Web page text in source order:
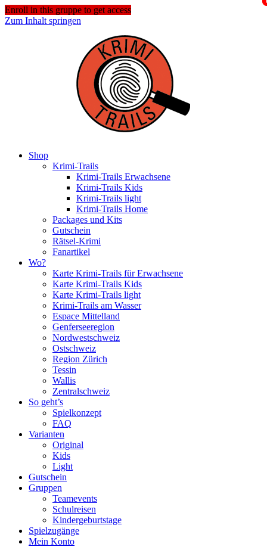
Enroll in this gruppe to get access
Zum Inhalt springen
Shop
Krimi-Trails
Krimi-Trails Erwachsene
Krimi-Trails Kids
Krimi-Trails light
Krimi-Trails Home
Packages und Kits
Gutschein
Rätsel-Krimi
Fanartikel
Wo?
Karte Krimi-Trails für Erwachsene
Karte Krimi-Trails Kids
Karte Krimi-Trails light
Krimi-Trails am Wasser
Espace Mittelland
Genferseeregion
Nordwestschweiz
Ostschweiz
Region Zürich
Tessin
Wallis
Zentralschweiz
So geht’s
Spielkonzept
FAQ
Varianten
Original
Kids
Light
Gutschein
Gruppen
Teamevents
Schulreisen
Kindergeburtstage
Spielzugänge
Mein Konto